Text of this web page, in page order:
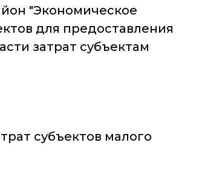
"Экономическое
для предоставления
затрат субъектам
субъектов малого